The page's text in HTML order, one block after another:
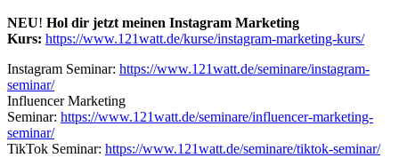
NEU! Hol dir jetzt meinen Instagram Marketing
Kurs: https://www.121watt.de/kurse/instagram-marketing-kurs/
Instagram Seminar: https://www.121watt.de/seminare/instagram-
seminar/
Influencer Marketing
Seminar: https://www.121watt.de/seminare/influencer-marketing-
seminar/
TikTok Seminar: https://www.121watt.de/seminare/tiktok-seminar/